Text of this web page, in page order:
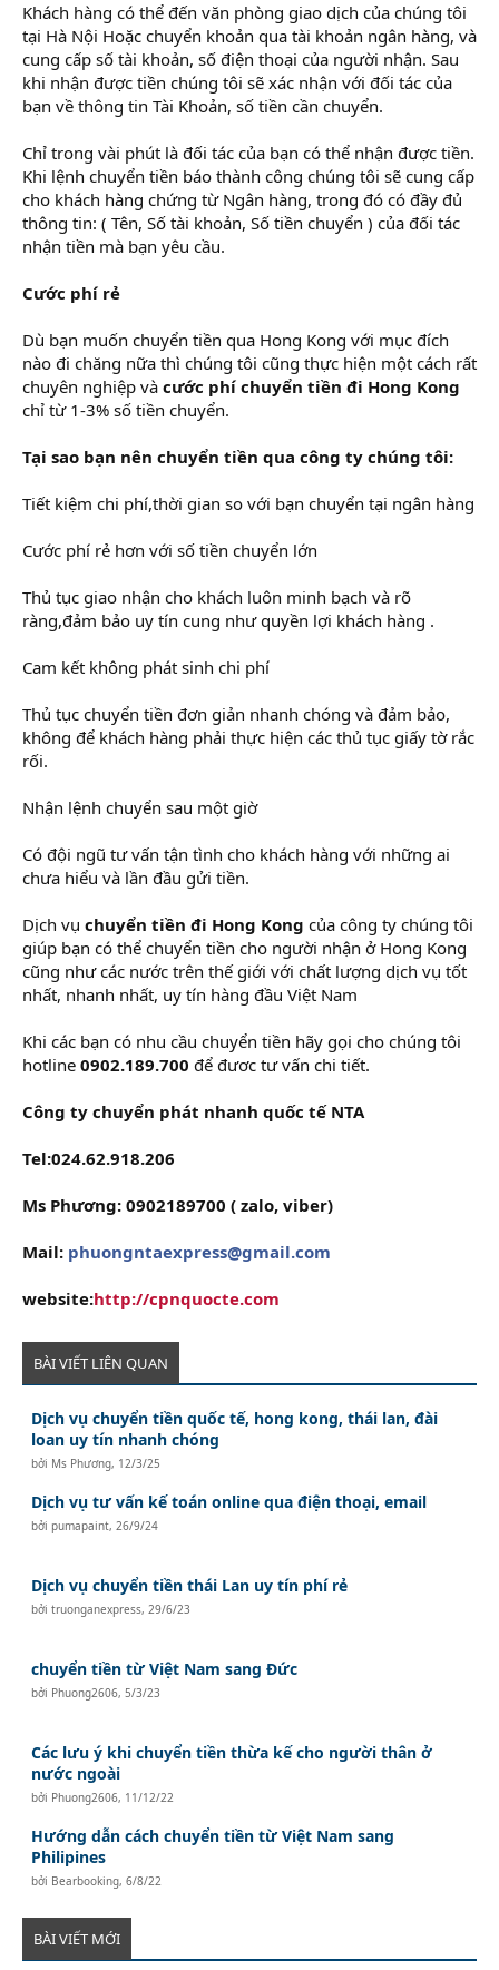
Khách hàng có thể đến văn phòng giao dịch của chúng tôi
tại Hà Nội Hoặc chuyển khoản qua tài khoản ngân hàng, và
cung cấp số tài khoản, số điện thoại của người nhận. Sau
khi nhận được tiền chúng tôi sẽ xác nhận với đối tác của
bạn về thông tin Tài Khoản, số tiền cần chuyển.
Chỉ trong vài phút là đối tác của bạn có thể nhận được tiền.
Khi lệnh chuyển tiền báo thành công chúng tôi sẽ cung cấp
cho khách hàng chứng từ Ngân hàng, trong đó có đầy đủ
thông tin: ( Tên, Số tài khoản, Số tiền chuyển ) của đối tác
nhận tiền mà bạn yêu cầu.
Cước phí rẻ
Dù bạn muốn chuyển tiền qua Hong Kong với mục đích
nào đi chăng nữa thì chúng tôi cũng thực hiện một cách rất
chuyên nghiệp và cước phí chuyển tiền đi Hong Kong
chỉ từ 1-3% số tiền chuyển.
Tại sao bạn nên chuyển tiền qua công ty chúng tôi:
Tiết kiệm chi phí,thời gian so với bạn chuyển tại ngân hàng
Cước phí rẻ hơn với số tiền chuyển lớn
Thủ tục giao nhận cho khách luôn minh bạch và rõ
ràng,đảm bảo uy tín cung như quyền lợi khách hàng .
Cam kết không phát sinh chi phí
Thủ tục chuyển tiền đơn giản nhanh chóng và đảm bảo,
không để khách hàng phải thực hiện các thủ tục giấy tờ rắc
rối.
Nhận lệnh chuyển sau một giờ
Có đội ngũ tư vấn tận tình cho khách hàng với những ai
chưa hiểu và lần đầu gửi tiền.
Dịch vụ chuyển tiền đi Hong Kong của công ty chúng tôi
giúp bạn có thể chuyển tiền cho người nhận ở Hong Kong
cũng như các nước trên thế giới với chất lượng dịch vụ tốt
nhất, nhanh nhất, uy tín hàng đầu Việt Nam
Khi các bạn có nhu cầu chuyển tiền hãy gọi cho chúng tôi
hotline 0902.189.700 để đươc tư vấn chi tiết.
Công ty chuyển phát nhanh quốc tế NTA
Tel:024.62.918.206
Ms Phương: 0902189700 ( zalo, viber)
Mail: phuongntaexpress@gmail.com
website:http://cpnquocte.com
BÀI VIẾT LIÊN QUAN
Dịch vụ chuyển tiền quốc tế, hong kong, thái lan, đài
loan uy tín nhanh chóng
bởi Ms Phương, 12/3/25
Dịch vụ tư vấn kế toán online qua điện thoại, email
bởipumapaint,26/9/24
Dịch vụ chuyển tiền thái Lan uy tín phí rẻ
bởitruonganexpress,29/6/23
chuyển tiền từ Việt Nam sang Đức
bởi Phuong2606,5/3/23
Các lưu ý khi chuyển tiền thừa kế cho người thân ở
nước ngoài
bởi Phuong2606, 11/12/22
Hướng dẫn cách chuyển tiền từ Việt Nam sang
Philipines
bởi Bearbooking,6/8/22
BÀI VIẾT MỚI